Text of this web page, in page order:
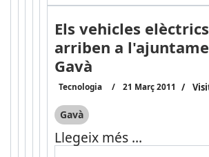
Els vehicles elèctrics
arriben a
Gavà
Tecnologia 21 Març 2011
Gavà
Llegeix més …